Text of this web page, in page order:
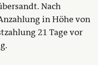
Nach
in Höhe von
21 Tage vor